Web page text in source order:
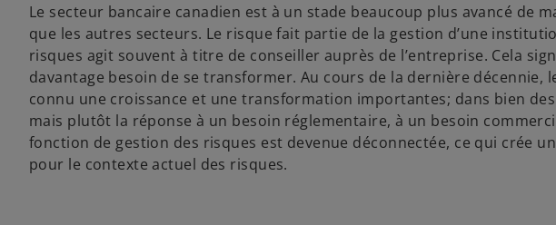
Le secteur bancaire canadien est à un stade beaucoup plus avancé de
que les autres secteurs. Le risque fait partie de la gestion d’une
risques agit souvent à titre de conseiller auprès de l’entreprise. Cela
davantage besoin de se transformer. Au cours de la dernière décennie,
connu une croissance et une transformation importantes; dans bien
mais plutôt la réponse à un besoin réglementaire, à un besoin
fonction de gestion des risques est devenue déconnectée, ce qui crée
pour le contexte actuel des risques.